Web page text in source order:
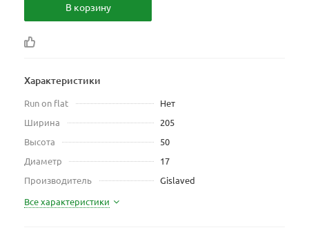
В корзину
Характеристики
Run on flat
Нет
Ширина
205
Высота
50
Диаметр
17
Производитель
Gislaved
Все характеристики